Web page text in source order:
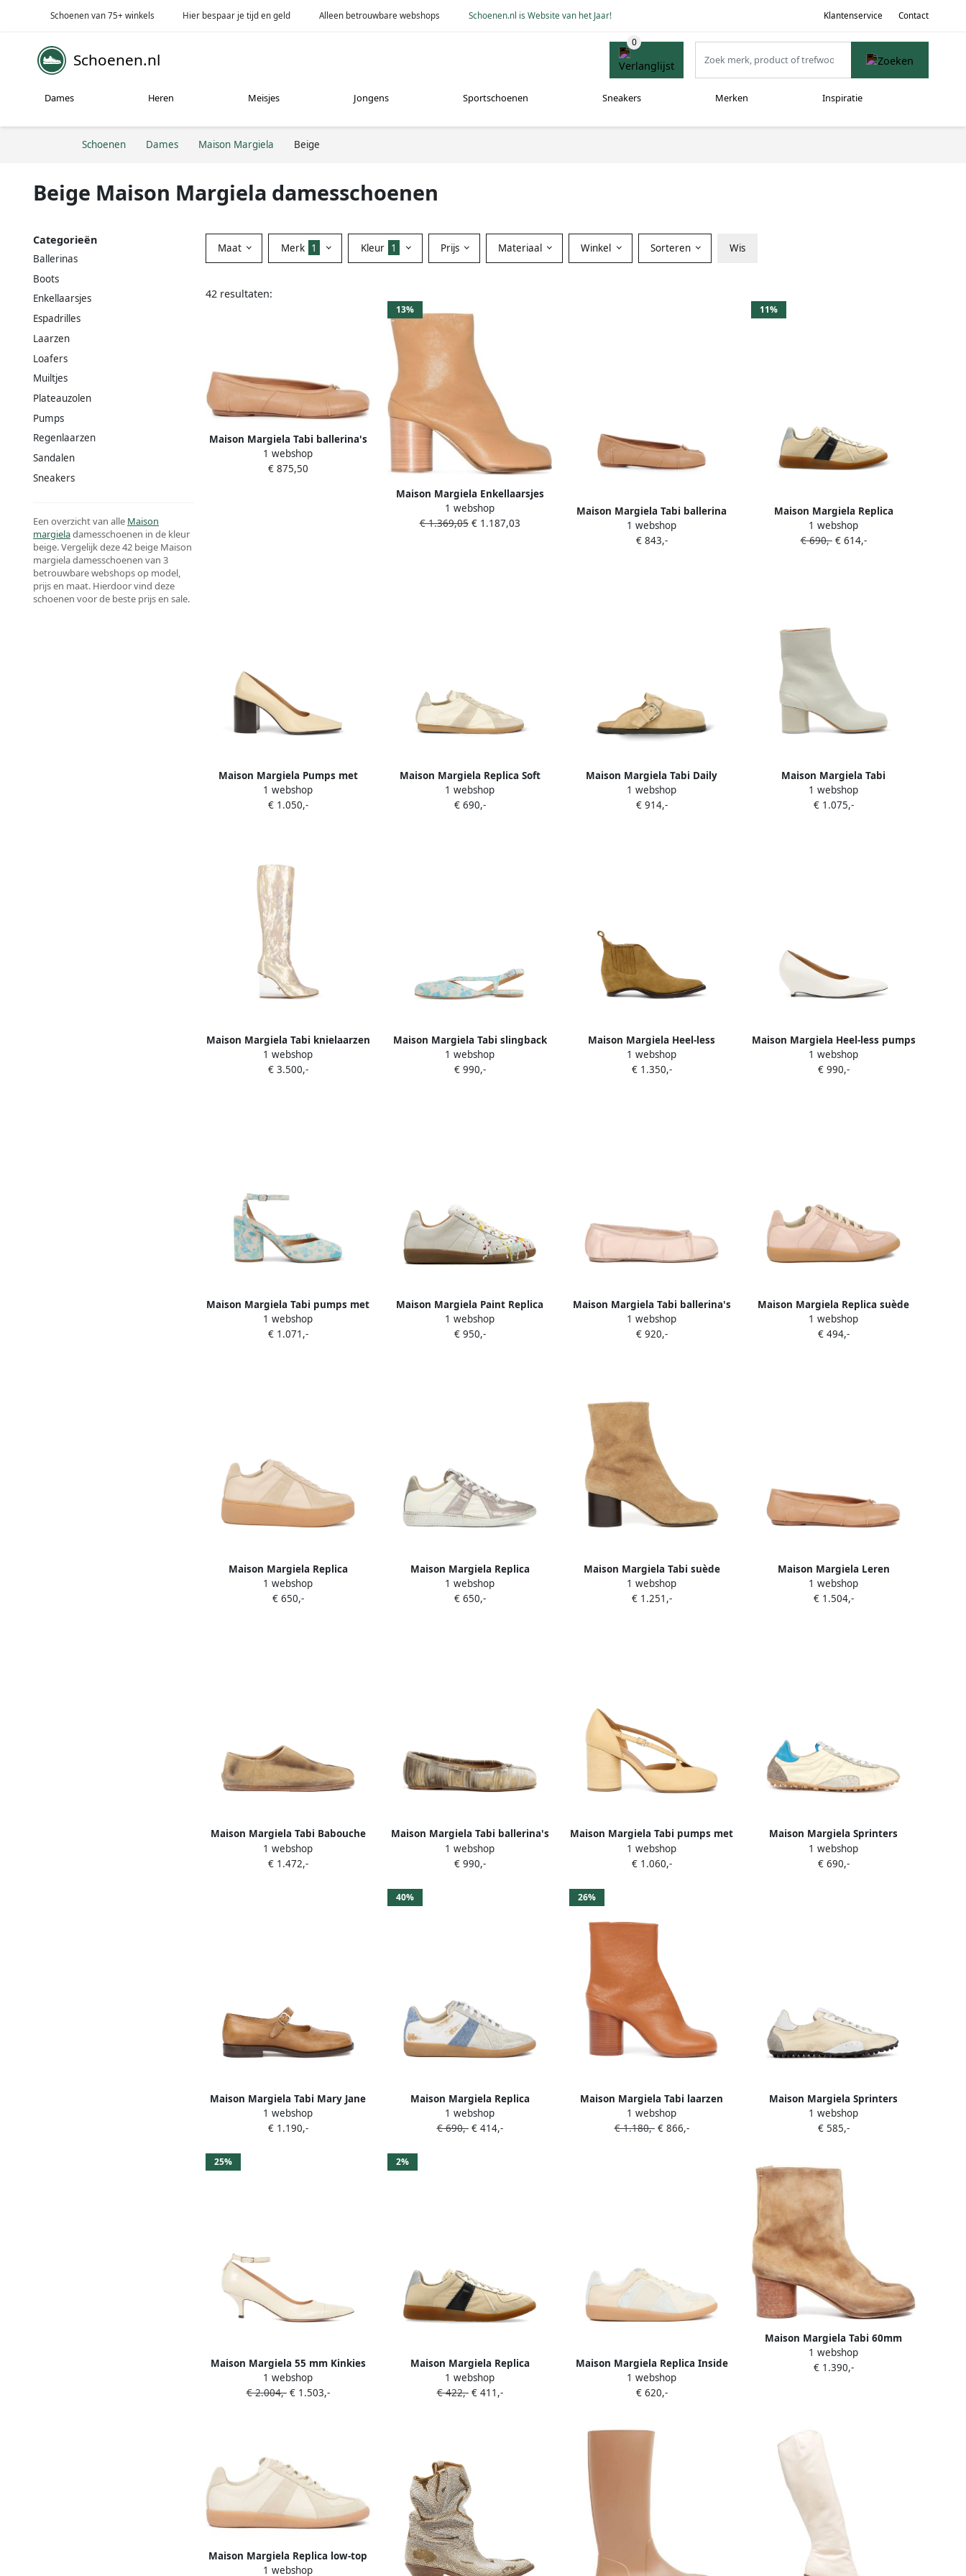
Schoenen van 75+ winkels Hier bespaar je tijd en geld Alleen betrouwbare webshops Schoenen.nl is Website van het Jaar! Klantenservice Contact
Schoenen.nl
Dames Heren Meisjes Jongens Sportschoenen Sneakers Merken Inspiratie
Schoenen Dames Maison Margiela Beige
Beige Maison Margiela damesschoenen
Categorieën
Ballerinas
Boots
Enkellaarsjes
Espadrilles
Laarzen
Loafers
Muiltjes
Plateauzolen
Pumps
Regenlaarzen
Sandalen
Sneakers
Een overzicht van alle Maison
margieladamesschoenen in de kleur
beige. Vergelijk deze 42 beige Maison
margiela damesschoenen van 3
betrouwbare webshops op model,
prijs en maat. Hierdoor vind deze
schoenen voor de beste prijs en sale.
Maat Merk 1 Kleur 1 Prijs Materiaal Winkel Sorteren Wis
42 resultaten:
Maison Margiela Tabi ballerina's
met Japans geïnspireerd ontwerp
1 webshop
€ 875,50
13%
Maison Margiela Enkellaarsjes
met hak en Tabi-uitsnijding
1 webshop
€ 1.369,05€ 1.187,03
Maison Margiela Tabi ballerina
Beige
1 webshop
€ 843,-
11%
Maison Margiela Replica
sneakers Beige
1 webshop
€ 690,-€ 614,-
Maison Margiela Pumps met
leren hak Beige
1 webshop
€ 1.050,-
Maison Margiela Replica Soft
sneakers Beige
1 webshop
€ 690,-
Maison Margiela Tabi Daily
muiltjes Beige
1 webshop
€ 914,-
Maison Margiela Tabi
enkellaarzen Beige
1 webshop
€ 1.075,-
Maison Margiela Tabi knielaarzen
met puntige neus Beige
1 webshop
€ 3.500,-
Maison Margiela Tabi slingback
pumps Beige
1 webshop
€ 990,-
Maison Margiela Heel-less
Chelsea laarzen met Western-stijl
Beige
1 webshop
€ 1.350,-
Maison Margiela Heel-less pumps
met kitten-hak Beige
1 webshop
€ 990,-
Maison Margiela Tabi pumps met
bloemenprint Beige
1 webshop
€ 1.071,-
Maison Margiela Paint Replica
sneakers Beige
1 webshop
€ 950,-
Maison Margiela Tabi ballerina's
met gespleten neus Beige
1 webshop
€ 920,-
Maison Margiela Replica suède
sneakers Beige
1 webshop
€ 494,-
Maison Margiela Replica
sneakers met plateauzool Beige
1 webshop
€ 650,-
Maison Margiela Replica
Iridescent sneakers Beige
1 webshop
€ 650,-
Maison Margiela Tabi suède
enkellaarzen Beige
1 webshop
€ 1.251,-
Maison Margiela Leren
ballerina's Beige
1 webshop
€ 1.504,-
Maison Margiela Tabi Babouche
loafers met split Beige
1 webshop
€ 1.472,-
Maison Margiela Tabi ballerina's
Beige
1 webshop
€ 990,-
Maison Margiela Tabi pumps met
bandjes Beige
1 webshop
€ 1.060,-
Maison Margiela Sprinters
sneakers Beige
1 webshop
€ 690,-
Maison Margiela Tabi Mary Jane
loafers Beige
1 webshop
€ 1.190,-
40%
Maison Margiela Replica
sneakers Beige
1 webshop
€ 690,-€ 414,-
26%
Maison Margiela Tabi laarzen
Beige
1 webshop
€ 1.180,-€ 866,-
Maison Margiela Sprinters
sneakers Beige
1 webshop
€ 585,-
25%
Maison Margiela 55 mm Kinkies
pumps Beige
1 webshop
€ 2.004,-€ 1.503,-
2%
Maison Margiela Replica
sneakers Beige
1 webshop
€ 422,-€ 411,-
Maison Margiela Replica Inside
Out sneakers Beige
1 webshop
€ 620,-
Maison Margiela Tabi 60mm
leren enkellaarzen Beige
1 webshop
€ 1.390,-
Maison Margiela Replica low-top
leren sneakers Beige
1 webshop